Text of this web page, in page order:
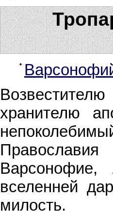
хранителю
вселенней
милость.